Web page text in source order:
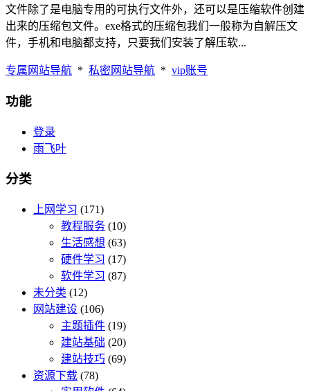
文件除了是电脑专用的可执行文件外，还可以是压缩软件创建
出来的压缩包文件。exe格式的压缩包我们一般称为自解压文
件，手机和电脑都支持，只要我们安装了解压软...
专属网站导航 * 私密网站导航 * vip账号
功能
登录
雨飞叶
分类
上网学习 (171)
教程服务 (10)
生活感想 (63)
硬件学习 (17)
软件学习 (87)
未分类 (12)
网站建设 (106)
主题插件 (19)
建站基础 (20)
建站技巧 (69)
资源下载 (78)